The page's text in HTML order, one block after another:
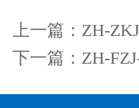
上一篇： ZH-
下一篇： ZH-